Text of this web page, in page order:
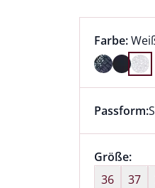
Farbe:
Farbe
Dieser
Passform:
Größe:
36
37